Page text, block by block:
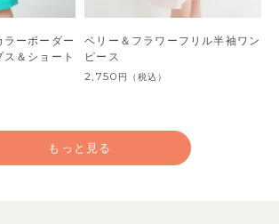
ラーボーダー
＆ショート
ベリー＆フラワーフリル半袖ワン
ピース
2,750 円 （税込）
もっと見る